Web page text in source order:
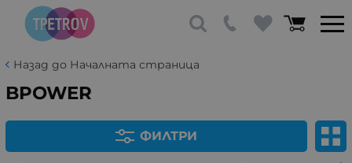
Назад до Началната страница
BPOWER
ФИЛТРИ